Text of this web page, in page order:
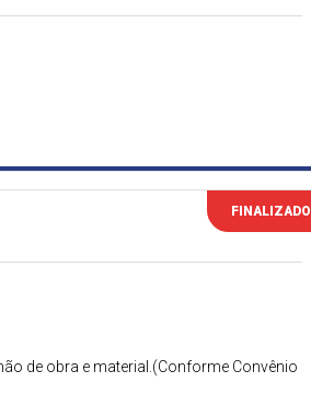
FINALIZADO
de obra e material.(Conforme Convênio